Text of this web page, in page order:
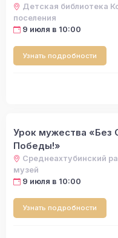
Детская библиотека
поселения
9 июля в 10:00
Узнать подробности
Урок мужества «Без
Победы!»
Среднеахтубинский
музей
9 июля в 10:00
Узнать подробности